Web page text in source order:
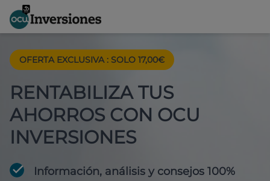
OFERTA EXCLUSIVA : SOLO 17,00€
RENTABILIZA TUS
AHORROS CON OCU
INVERSIONES
Información, análisis y consejos 100%